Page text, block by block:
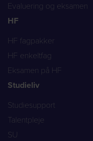
Evaluering og eksamen
HF
HF fagpakker
HF enkeltfag
Eksamen på HF
Studieliv
Studiesupport
Talentpleje
SU